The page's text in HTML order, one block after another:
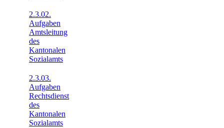
2.3.02.
Aufgaben
Amtsleitung
des
Kantonalen
Sozialamts
2.3.03.
Aufgaben
Rechtsdienst
des
Kantonalen
Sozialamts